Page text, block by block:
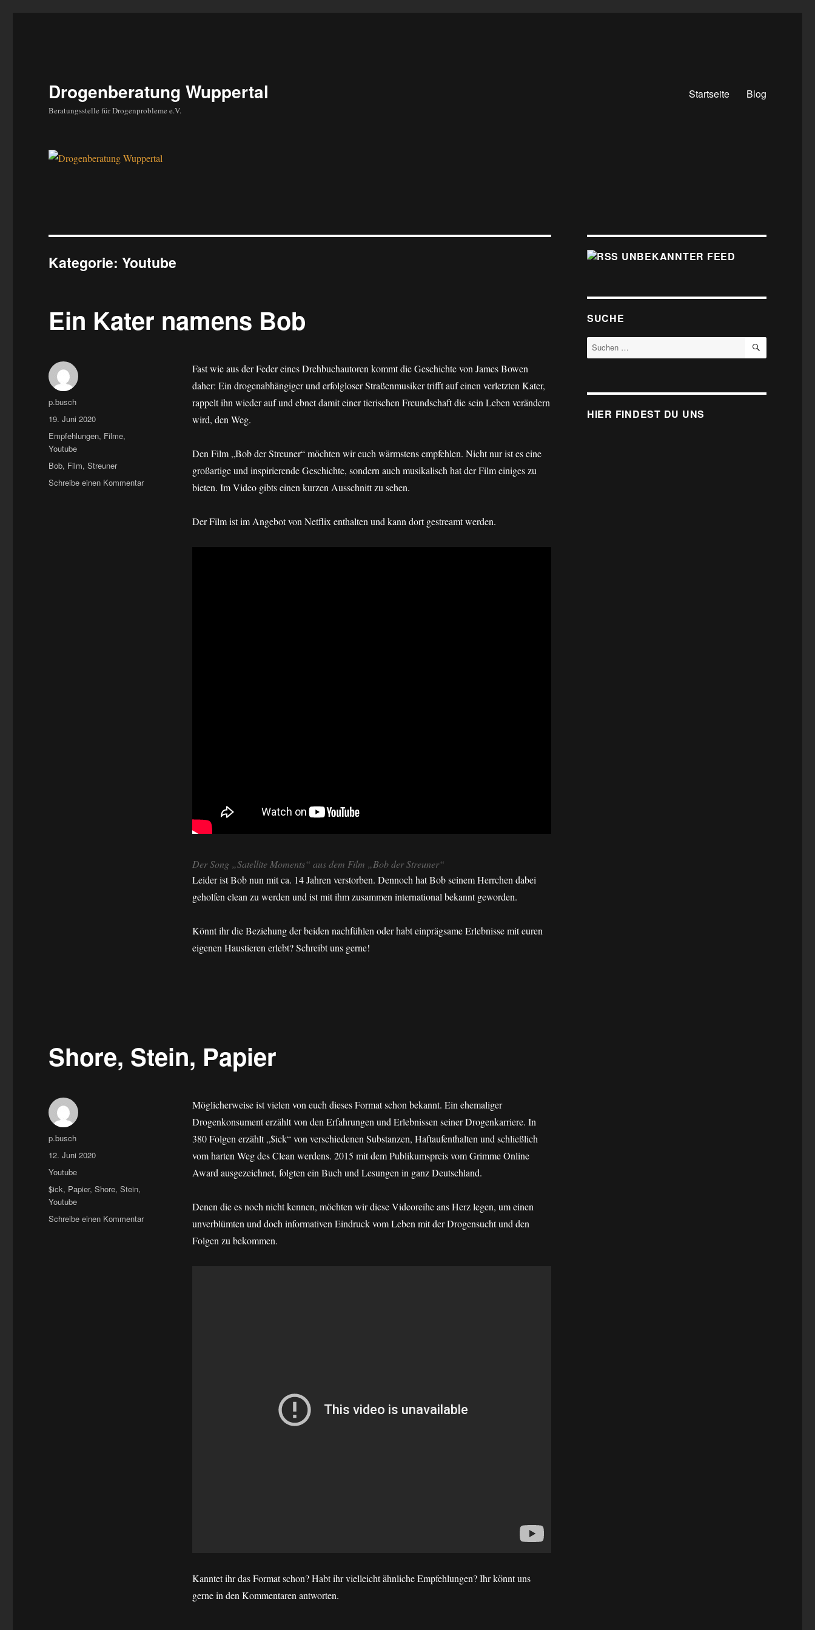
Drogenberatung Wuppertal
Beratungsstelle für Drogenprobleme e.V.
Startseite Blog
Kategorie:Youtube
Ein Kater namens Bob
Fast wie aus der Feder eines Drehbuchautoren kommt die Geschichte von James Bowen
daher: Ein drogenabhängiger und erfolgloser Straßenmusiker trifft auf einen verletzten Kater,
rappelt ihn wieder auf und ebnet damit einer tierischen Freundschaft die sein Leben verändern
wird, den Weg.
Den Film „Bob der Streuner“ möchten wir euch wärmstens empfehlen. Nicht nur ist es eine
großartige und inspirierende Geschichte, sondern auch musikalisch hat der Film einiges zu
bieten. Im Video gibts einen kurzen Ausschnitt zu sehen.
Der Film ist im Angebot von Netflix enthalten und kann dort gestreamt werden.
Der Song „Satellite Moments“ aus dem Film „Bob der Streuner“
Leider ist Bob nun mit ca. 14 Jahren verstorben. Dennoch hat Bob seinem Herrchen dabei
geholfen clean zu werden und ist mit ihm zusammen international bekannt geworden.
Könnt ihr die Beziehung der beiden nachfühlen oder habt einprägsame Erlebnisse mit euren
eigenen Haustieren erlebt? Schreibt uns gerne!
Autor
p.busch
Veröffentlicht
am
19. Juni 2020
Kategorien
Empfehlungen, Filme,
Youtube
Schlagwörter
Bob, Film,Streuner
Schreibe einen Kommentarzu
Shore, Stein, Papier
Möglicherweise ist vielen von euch dieses Format schon bekannt. Ein ehemaliger
Drogenkonsument erzählt von den Erfahrungen und Erlebnissen seiner Drogenkarriere. In
380 Folgen erzählt „$ick“ von verschiedenen Substanzen, Haftaufenthalten und schließlich
vom harten Weg des Clean werdens. 2015 mit dem Publikumspreis vom Grimme Online
Award ausgezeichnet, folgten ein Buch und Lesungen in ganz Deutschland.
Denen die es noch nicht kennen, möchten wir diese Videoreihe ans Herz legen, um einen
unverblümten und doch informativen Eindruck vom Leben mit der Drogensucht und den
Folgen zu bekommen.
Kanntet ihr das Format schon? Habt ihr vielleicht ähnliche Empfehlungen? Ihr könnt uns
gerne in den Kommentaren antworten.
Autor
p.busch
Veröffentlicht
am
12. Juni 2020
Kategorien
Youtube
Schlagwörter
$ick, Papier,Shore,Stein,
Youtube
Schreibe einen Kommentarzu
UNBEKANNTER FEED
SUCHE
Suche
nach:
SUCHEN
HIER FINDEST DU UNS